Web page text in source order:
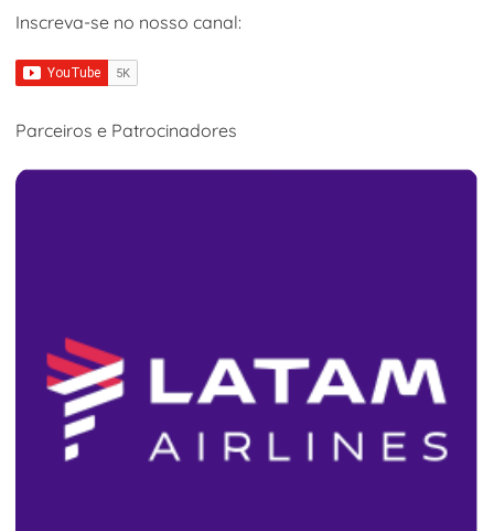
Inscreva-se no nosso canal:
Parceiros e Patrocinadores